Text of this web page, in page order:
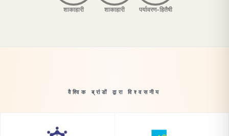
शाकाहारी शाकाहारी पर्यावरण-हितैषी
वैश्विक ब्रांडों द्वारा विश्वसनीय